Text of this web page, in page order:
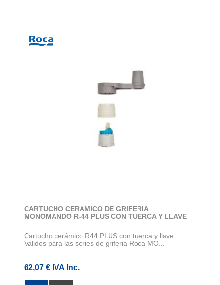
CARTUCHO CERAMICO DE GRIFERIA
MONOMANDO R-44 PLUS CON TUERCA Y LLAVE
Cartucho cerámico R44 PLUS con tuerca y llave.
Validos para las series de griferia Roca MO...
62,07 € IVA Inc.